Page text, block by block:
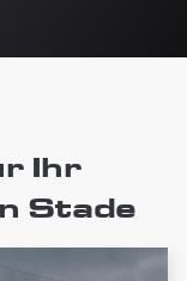
Ihr
Stade